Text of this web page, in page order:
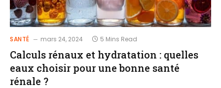
SANTÉ mars 24, 2024 5 Mins Read
Calculs rénaux et hydratation : quelles
eaux choisir pour une bonne santé
rénale ?